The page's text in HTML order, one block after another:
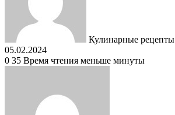
Кулинарные рецепты
05.02.2024
0 35 Время чтения меньше минуты